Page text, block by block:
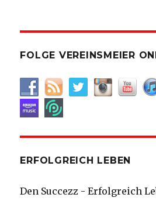
FOLGE VEREINSMEIER
ERFOLGREICH LEBEN
Den Succezz - Erfolgreich